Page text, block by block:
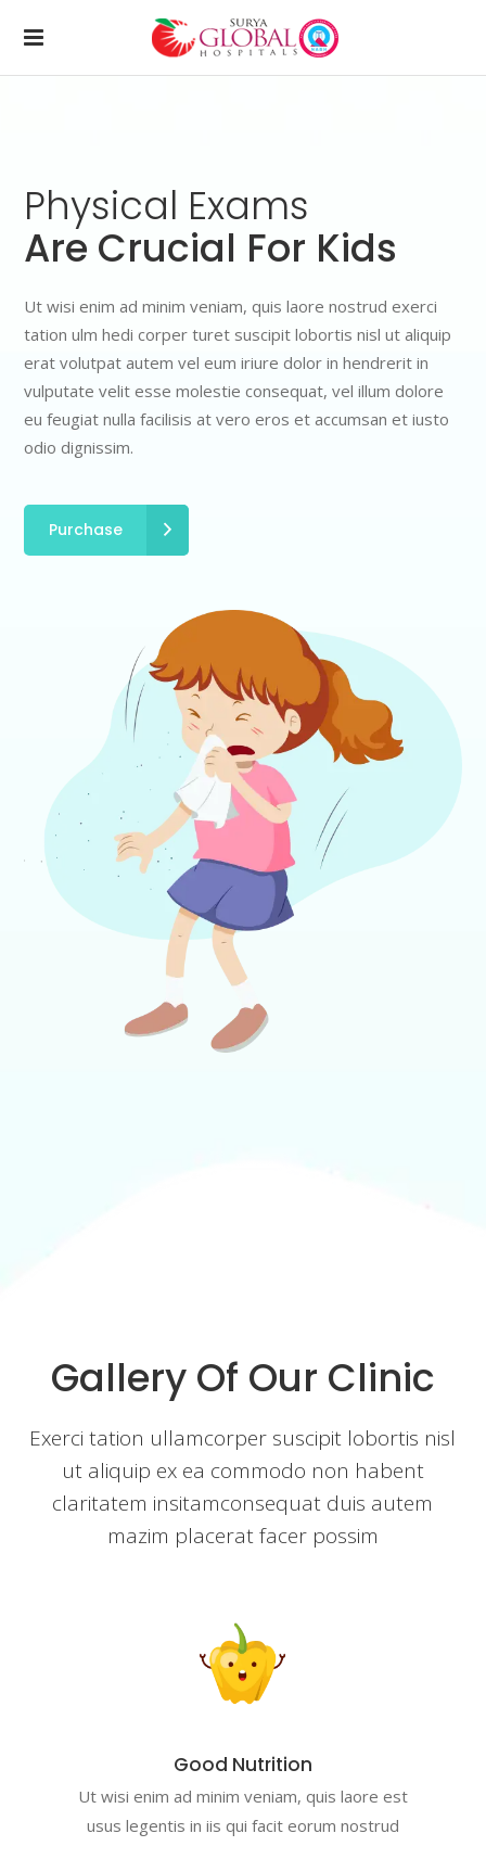
Physical Exams
Are Crucial For Kids
Ut wisi enim ad minim veniam, quis laore nostrud exerci
tation ulm hedi corper turet suscipit lobortis nisl ut aliquip
erat volutpat autem vel eum iriure dolor in hendrerit in
vulputate velit esse molestie consequat, vel illum dolore
eu feugiat nulla facilisis at vero eros et accumsan et iusto
odio dignissim.
Purchase
Gallery Of Our Clinic
Exerci tation ullamcorper suscipit lobortis nisl
ut aliquip ex ea commodo non habent
claritatem insitamconsequat duis autem
mazim placerat facer possim
Good Nutrition
Ut wisi enim ad minim veniam, quis laore est
usus legentis in iis qui facit eorum nostrud